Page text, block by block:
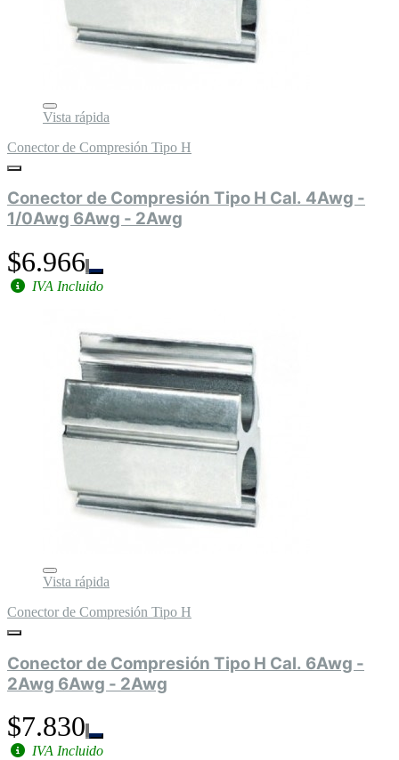
Vista rápida
Conector de Compresión Tipo H
Conector de Compresión Tipo H Cal. 4Awg -
1/0Awg 6Awg - 2Awg
$6.966
IVA Incluido
Vista rápida
Conector de Compresión Tipo H
Conector de Compresión Tipo H Cal. 6Awg -
2Awg 6Awg - 2Awg
$7.830
IVA Incluido